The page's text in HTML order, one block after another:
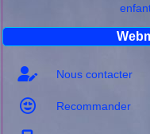
Nous contacter
Recommander